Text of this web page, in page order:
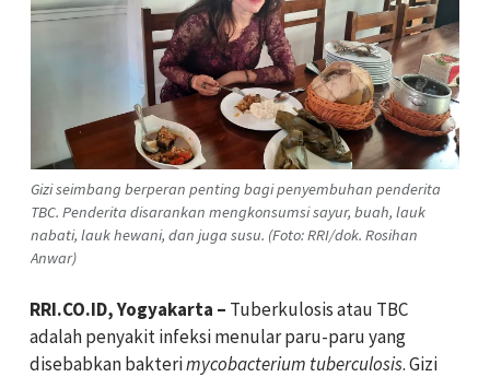
Gizi seimbang berperan penting bagi penyembuhan penderita
TBC. Penderita disarankan mengkonsumsi sayur, buah, lauk
nabati, lauk hewani, dan juga susu. (Foto: RRI/dok. Rosihan
Anwar)
RRI.CO.ID, Yogyakarta – Tuberkulosis atau TBC
adalah penyakit infeksi menular paru-paru yang
disebabkan bakterimycobacterium tuberculosis. Gizi